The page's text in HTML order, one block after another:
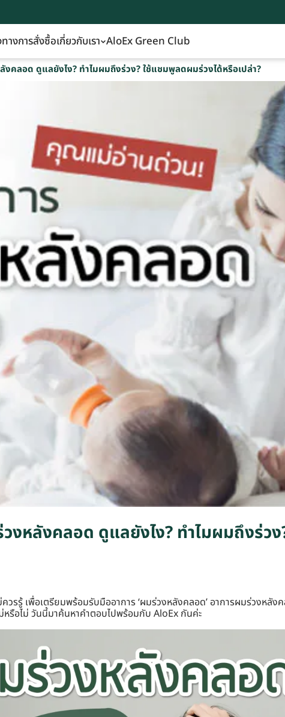
างการสั่งซื้อเกี่ยวกับเรา AloEx Green Club
คลอด ดูแลยังไง? ทำไมผมถึงร่วง? ใช้แชมพูลดผมร่วงได้หรือเปล่า?
หลังคลอด ดูแลยังไง? ทำไมผมถึงร่ว
เพื่อเตรียมพร้อมรับมืออาการ ‘ผมร่วงหลังคลอด’ อาการผมร่วงหลังค
รือไม่ วันนี้มาค้นหาคำตอบไปพร้อมกับ AloEx กันค่ะ